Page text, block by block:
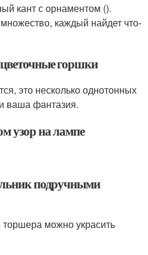
кант с орнаментом ().
каждый найдет что-
горшки
это несколько однотонных
ваша фантазия.
узор на лампе
подручными
можно украсить